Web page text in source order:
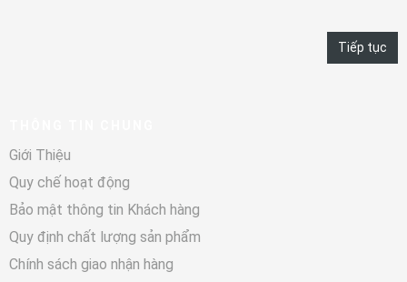
Tiếp tục
Giới Thiệu
Quy chế hoạt động
Bảo mật thông tin Khách hàng
Quy định chất lượng sản phẩm
Chính sách giao nhận hàng